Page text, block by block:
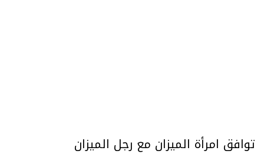
توافق امرأة الميزان مع رجل الميزان